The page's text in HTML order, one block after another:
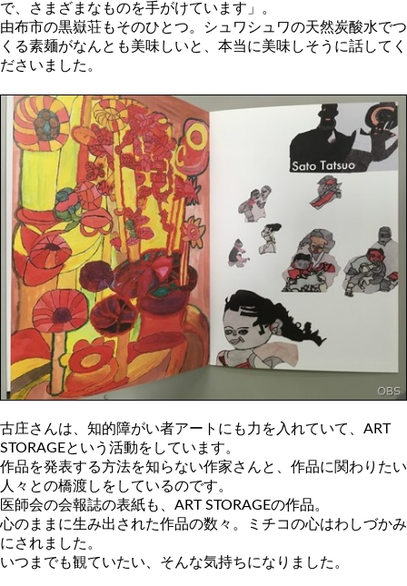
で、さまざまなものを手がけています」。
由布市の黒嶽荘もそのひとつ。シュワシュワの天然炭酸水でつ
くる素麺がなんとも美味しいと、本当に美味しそうに話してく
ださいました。
古庄さんは、知的障がい者アートにも力を入れていて、ART
STORAGEという活動をしています。
作品を発表する方法を知らない作家さんと、作品に関わりたい
人々との橋渡しをしているのです。
医師会の会報誌の表紙も、ART STORAGEの作品。
心のままに生み出された作品の数々。ミチコの心はわしづかみ
にされました。
いつまでも観ていたい、そんな気持ちになりました。